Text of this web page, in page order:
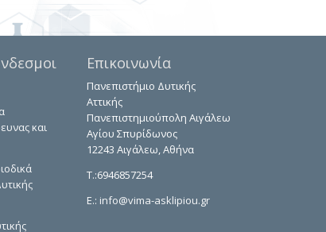
και
Επικοινωνία
Πανεπιστήμιο Δυτικής
Αττικής
Πανεπιστημιούπολη Αιγάλεω
Αγίου Σπυρίδωνος
12243 Αιγάλεω, Αθήνα
T.:6946857254
E.: info@vima-asklipiou.gr